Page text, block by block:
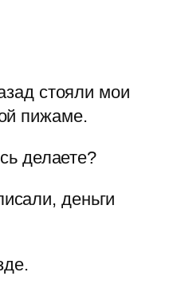
стояли мои
пижаме.
делаете?
деньги